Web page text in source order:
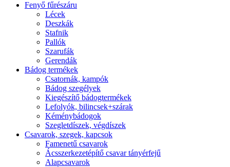
Fenyő fűrészáru
Lécek
Deszkák
Stafnik
Pallók
Szarufák
Gerendák
Bádog termékek
Csatornák, kampók
Bádog szegélyek
Kiegészítő bádogtermékek
Lefolyók, bilincsek+szárak
Kéménybádogok
Szegletdíszek, végdíszek
Csavarok, szegek, kapcsok
Famenetű csavarok
Ácsszerkezetépítő csavar tányérfejű
Alapcsavarok